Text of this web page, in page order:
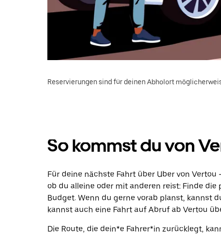
Reservierungen sind für deinen Abholort
So kommst du von
Für deine nächste Fahrt über Uber von
ob du alleine oder mit anderen reist: Finde
Budget. Wenn du gerne vorab planst, kannst
kannst auch eine Fahrt auf Abruf ab Vertou
Die Route, die dein*e Fahrer*in zurücklegt,